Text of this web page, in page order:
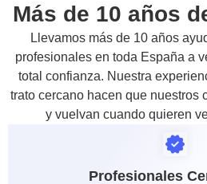
Más de 10 años
Llevamos más de 10 años
profesionales en toda España a
total confianza. Nuestra
trato cercano hacen que nuestros
y vuelvan cuando quieren
Profesionales